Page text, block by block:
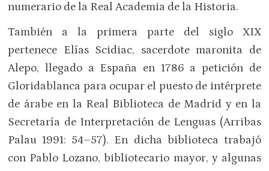
numerario de la Real Academia de la Historia.
También a la primera parte del siglo XIX
pertenece Elías Scidiac, sacerdote maronita de
Alepo, llegado a España en 1786 a petición de
Gloridablanca para ocupar el puesto de intérprete
de árabe en la Real Biblioteca de Madrid y en la
Secretaría de Interpretación de Lenguas (Arribas
Palau 1991: 54–57). En dicha biblioteca trabajó
con Pablo Lozano, bibliotecario mayor, y algunas